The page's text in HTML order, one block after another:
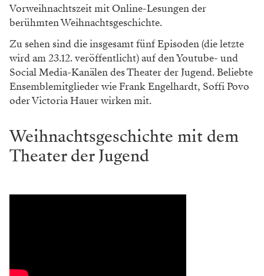
Vorweihnachtszeit mit Online-Lesungen der
berühmten Weihnachtsgeschichte.
Zu sehen sind die insgesamt fünf Episoden (die letzte
wird am 23.12. veröffentlicht) auf den Youtube- und
Social Media-Kanälen des Theater der Jugend. Beliebte
Ensemblemitglieder wie Frank Engelhardt, Soffi Povo
oder Victoria Hauer wirken mit.
Weihnachtsgeschichte mit dem
Theater der Jugend